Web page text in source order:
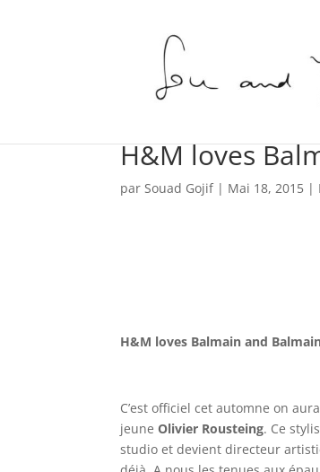
H&M loves
parSouad Gojif| Mai 18, 2015 |
H&M loves Balmain and
C’est officiel cet automne on
jeuneOlivier Rousteing. Ce
studio et devient directeur